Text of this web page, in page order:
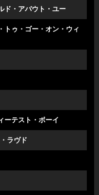
ド・アバウト・ユー
トゥ・ゴー・オン・ウィ
ーテスト・ボーイ
ラヴド